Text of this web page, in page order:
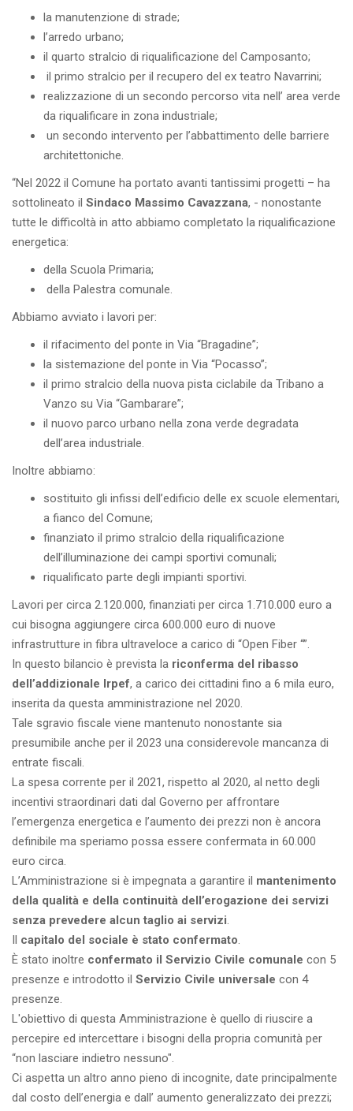
la manutenzione di strade;
l’arredo urbano;
il quarto stralcio di riqualificazione del Camposanto;
il primo stralcio per il recupero del ex teatro Navarrini;
realizzazione di un secondo percorso vita nell’ area verde
da riqualificare in zona industriale;
un secondo intervento per l’abbattimento delle barriere
architettoniche.
“Nel 2022 il Comune ha portato avanti tantissimi progetti – ha
sottolineato il Sindaco Massimo Cavazzana, - nonostante
tutte le difficoltà in atto abbiamo completato la riqualificazione
energetica:
della Scuola Primaria;
della Palestra comunale.
Abbiamo avviato i lavori per:
il rifacimento del ponte in Via “Bragadine”;
la sistemazione del ponte in Via “Pocasso”;
il primo stralcio della nuova pista ciclabile da Tribano a
Vanzo su Via “Gambarare”;
il nuovo parco urbano nella zona verde degradata
dell’area industriale.
Inoltre abbiamo:
sostituito gli infissi dell’edificio delle ex scuole elementari,
a fianco del Comune;
finanziato il primo stralcio della riqualificazione
dell’illuminazione dei campi sportivi comunali;
riqualificato parte degli impianti sportivi.
Lavori per circa 2.120.000, finanziati per circa 1.710.000 euro a
cui bisogna aggiungere circa 600.000 euro di nuove
infrastrutture in fibra ultraveloce a carico di “Open Fiber “”.
In questo bilancio è prevista la riconferma del ribasso
dell’addizionale Irpef, a carico dei cittadini fino a 6 mila euro,
inserita da questa amministrazione nel 2020.
Tale sgravio fiscale viene mantenuto nonostante sia
presumibile anche per il 2023 una considerevole mancanza di
entrate fiscali.
La spesa corrente per il 2021, rispetto al 2020, al netto degli
incentivi straordinari dati dal Governo per affrontare
l’emergenza energetica e l’aumento dei prezzi non è ancora
definibile ma speriamo possa essere confermata in 60.000
euro circa.
L’Amministrazione si è impegnata a garantire il mantenimento
della qualità e della continuità dell’erogazione dei servizi
senza prevedere alcun taglio ai servizi.
capitalo del sociale è stato confermato.
È stato inoltre confermato il Servizio Civile comunale con 5
presenze e introdotto il Servizio Civile universale con 4
presenze.
L'obiettivo di questa Amministrazione è quello di riuscire a
percepire ed intercettare i bisogni della propria comunità per
“non lasciare indietro nessuno".
Ci aspetta un altro anno pieno di incognite, date principalmente
dal costo dell’energia e dall’ aumento generalizzato dei prezzi;